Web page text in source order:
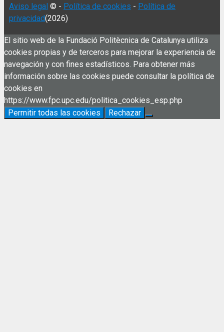
Aviso legal © - Política de cookies - Política de
privacidad(2026)
El sitio web de la Fundació Politècnica de Catalunya utiliza
cookies propias y de terceros para mejorar la experiencia de
navegación y con fines estadísticos. Para obtener más
información sobre las cookies puede consultar la política de
cookies en
https://www.fpc.upc.edu/politica_cookies_esp.php
Permitir todas las cookies
Rechazar